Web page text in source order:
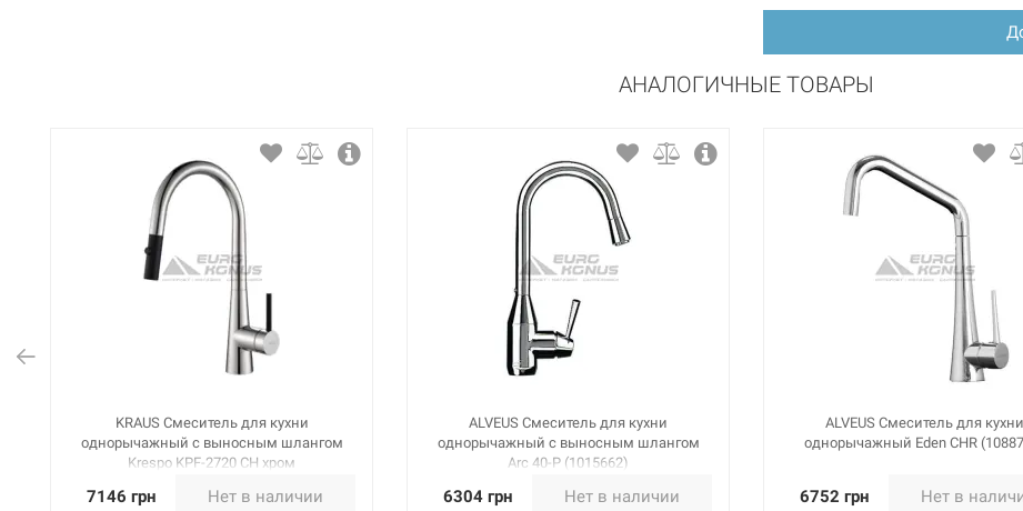
АНАЛОГИЧНЫЕ ТОВАРЫ
KRAUS Смеситель для кухни
однорычажный с выносным шлангом
Krespo KPF-2720 CH хром
7146 грн Нет в наличии
ALVEUS Смеситель для кухни
однорычажный с выносным шлангом
Arc 40-P (1015662)
6304 грн Нет в наличии
ALVEUS Смеситель для кухни
однорычажный Eden CHR
6752 грн Нет в